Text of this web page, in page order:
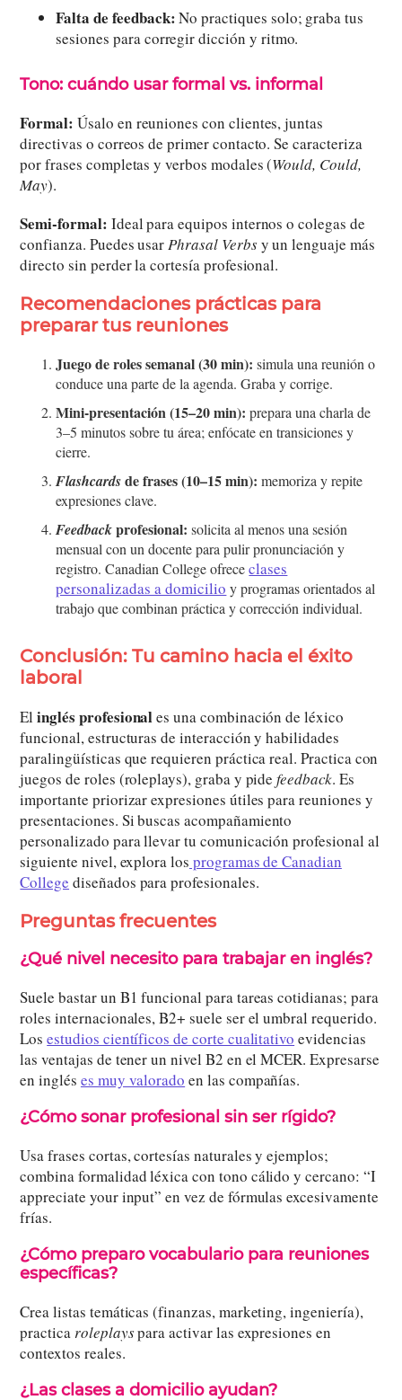
Falta de feedback:No practiques solo; graba tus
sesiones para corregir dicción y ritmo.
‍Tono: cuándo usar formal vs. informal
Formal: Úsalo en reuniones con clientes, juntas
directivas o correos de primer contacto. Se caracteriza
por frases completas y verbos modales (Would, Could,
May).
Semi-formal: Ideal para equipos internos o colegas de
confianza. Puedes usarPhrasal Verbsy un lenguaje más
directo sin perder la cortesía profesional.
Recomendaciones prácticas para
preparar tus reuniones
Juego de roles semanal (30 min): simula una reunión o
conduce una parte de la agenda. Graba y corrige.
Mini-presentación (15–20 min): prepara una charla de
3–5 minutos sobre tu área; enfócate en transiciones y
cierre.
Flashcardsde frases (10–15 min): memoriza y repite
expresiones clave.
Feedbackprofesional: solicita al menos una sesión
mensual con un docente para pulir pronunciación y
registro. Canadian College ofrececlases
personalizadas a domicilio y programas orientados al
trabajo que combinan práctica y corrección individual.
Conclusión: Tu camino hacia el éxito
laboral
Elinglés profesionales una combinación de léxico
funcional, estructuras de interacción y habilidades
paralingüísticas que requieren práctica real. Practica con
juegos de roles (roleplays), graba y pidefeedback. Es
importante priorizar expresiones útiles para reuniones y
presentaciones. Si buscas acompañamiento
personalizado para llevar tu comunicación profesional al
siguiente nivel, explora los programas de Canadian
College diseñados para profesionales.
Preguntas frecuentes
¿Qué nivel necesito para trabajar en inglés?
Suele bastar un B1 funcional para tareas cotidianas; para
roles internacionales, B2+ suele ser el umbral requerido.
Losestudios científicos de corte cualitativo evidencias
las ventajas de tener un nivel B2 en el MCER. Expresarse
en inglés es muy valorado en las compañías.
¿Cómo sonar profesional sin ser rígido?
Usa frases cortas, cortesías naturales y ejemplos;
combina formalidad léxica con tono cálido y cercano: “I
appreciate your input” en vez de fórmulas excesivamente
frías.
¿Cómo preparo vocabulario para reuniones
específicas?
Crea listas temáticas (finanzas, marketing, ingeniería),
practicaroleplayspara activar las expresiones en
contextos reales.
¿Las clases a domicilio ayudan?